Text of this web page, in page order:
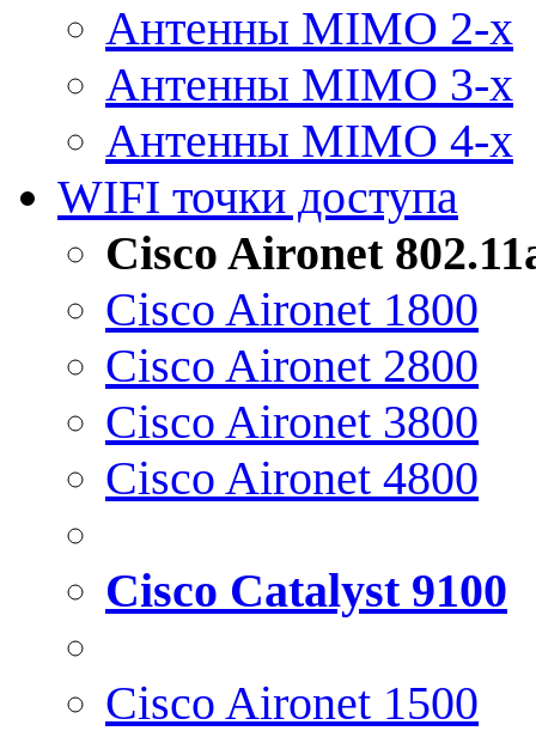
Антенны MIMO 2-x
Антенны MIMO 3-x
Антенны MIMO 4-x
WIFI точки доступа
Cisco Aironet
Cisco Aironet 1800
Cisco Aironet 2800
Cisco Aironet 3800
Cisco Aironet 4800
Cisco Catalyst 9100
Cisco Aironet 1500